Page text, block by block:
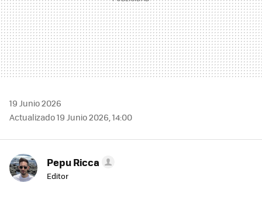
19 Junio 2026
Actualizado 19 Junio 2026, 14:00
Pepu Ricca
Editor